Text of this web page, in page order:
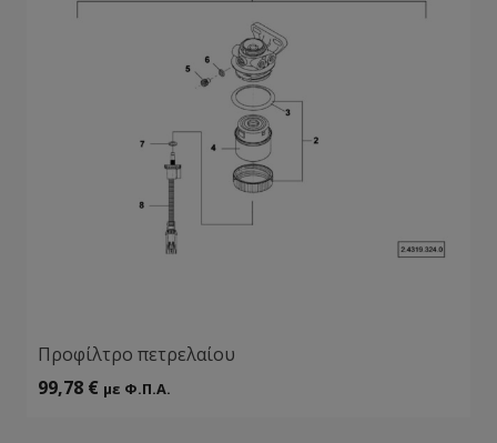
Προφίλτρο πετρελαίου
99,78 € με Φ.Π.Α.